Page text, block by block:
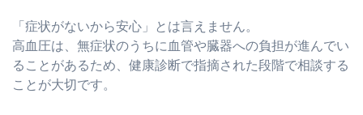
「症状がないから安心」とは言えません。
高血圧は、無症状のうちに血管や臓器への負担が進んでい
ることがあるため、健康診断で指摘された段階で相談する
ことが大切です。